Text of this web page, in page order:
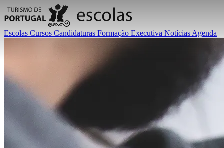
Escolas Cursos Candidaturas Formação Executiva Notícias Agenda